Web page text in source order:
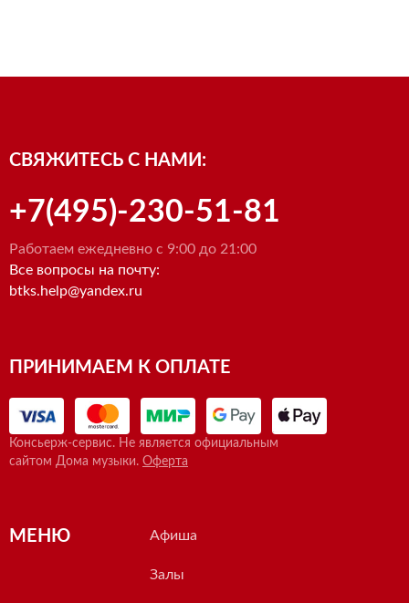
СВЯЖИТЕСЬ С НАМИ:
+7(495)-230-51-81
Работаем ежедневно с 9:00 до 21:00
Все вопросы на почту:
btks.help@yandex.ru
ПРИНИМАЕМ К ОПЛАТЕ
Консьерж-сервис. Не является официальным
сайтом Дома музыки. Оферта
МЕНЮ Афиша
Залы